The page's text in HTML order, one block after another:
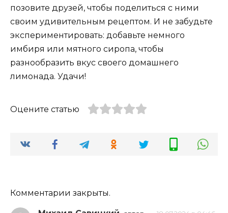
позовите друзей, чтобы поделиться с ними
своим удивительным рецептом. И не забудьте
экспериментировать: добавьте немного
имбиря или мятного сиропа, чтобы
разнообразить вкус своего домашнего
лимонада. Удачи!
Оцените статью
Комментарии закрыты.